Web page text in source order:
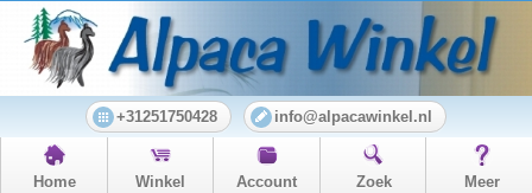
+31251750428 info@alpacawinkel.nl
Home Winkel Account Zoek Meer